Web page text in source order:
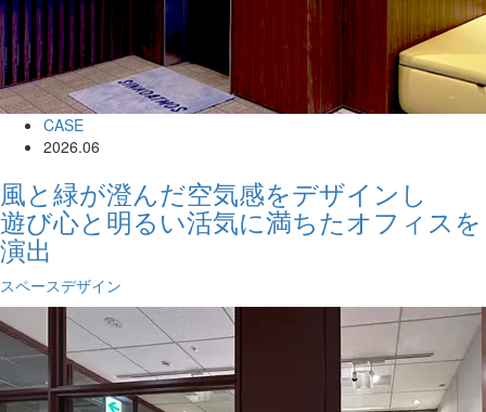
CASE
2026.06
風と緑が澄んだ空気感をデザインし
遊び心と明るい活気に満ちたオフィスを
演出
スペースデザイン